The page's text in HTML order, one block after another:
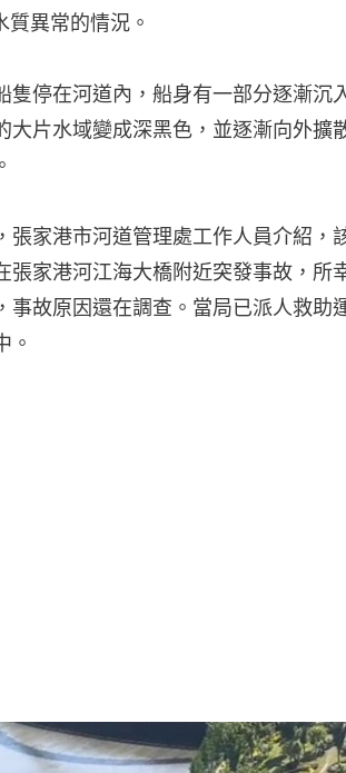
異常的情況。
隻停在河道內，船身有一部分逐漸沉
大片水域變成深黑色，並逐漸向外擴
張家港市河道管理處工作人員介紹，
張家港河江海大橋附近突發事故，所
事故原因還在調查。當局已派人救助
。